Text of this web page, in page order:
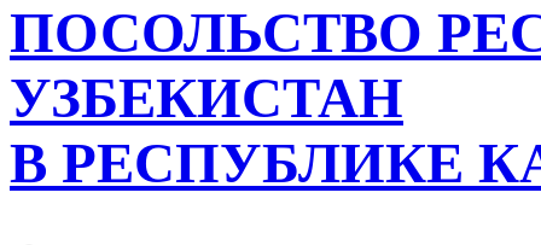
ПОСОЛЬСТВО
УЗБЕКИСТАН
В РЕСПУБЛИКЕ